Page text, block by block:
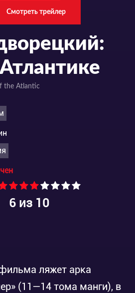
Смотреть трейлер
the Atlantic
6из 10
ляжет арка
(11—14 тома манги), в